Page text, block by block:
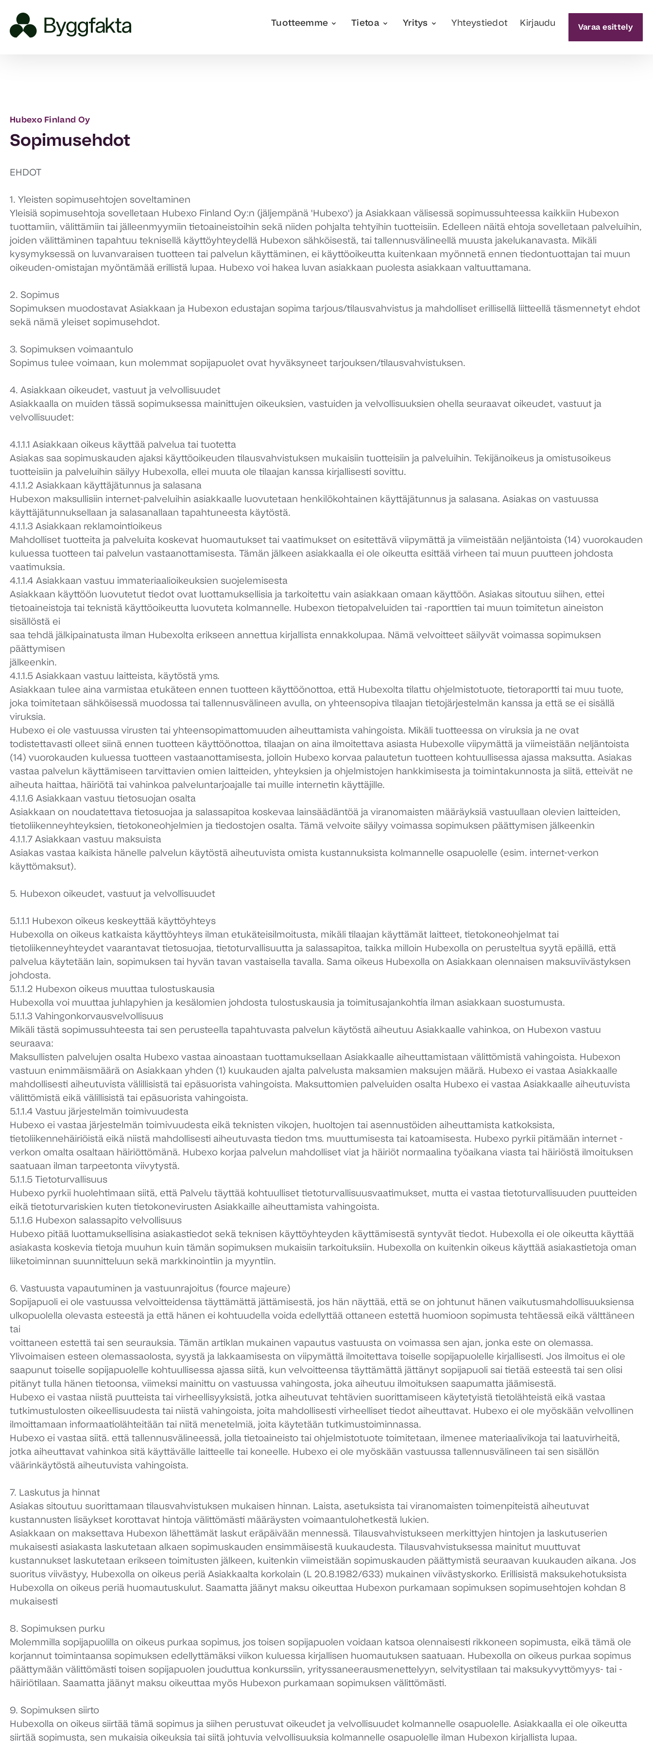
Tuotteemme Tietoa Yritys Yhteystiedot Kirjaudu Varaa esittely
Hubexo Finland Oy
Sopimusehdot
EHDOT
1. Yleisten sopimusehtojen soveltaminen
Yleisiä sopimusehtoja sovelletaan Hubexo Finland Oy:n (jäljempänä 'Hubexo') ja Asiakkaan välisessä sopimussuhteessa kaikkiin Hubexon
tuottamiin, välittämiin tai jälleenmyymiin tietoaineistoihin sekä niiden pohjalta tehtyihin tuotteisiin. Edelleen näitä ehtoja sovelletaan palveluihin,
joiden välittäminen tapahtuu teknisellä käyttöyhteydellä Hubexon sähköisestä, tai tallennusvälineellä muusta jakelukanavasta. Mikäli
kysymyksessä on luvanvaraisen tuotteen tai palvelun käyttäminen, ei käyttöoikeutta kuitenkaan myönnetä ennen tiedontuottajan tai muun
oikeuden-omistajan myöntämää erillistä lupaa. Hubexo voi hakea luvan asiakkaan puolesta asiakkaan valtuuttamana.
2. Sopimus
Sopimuksen muodostavat Asiakkaan ja Hubexon edustajan sopima tarjous/tilausvahvistus ja mahdolliset erillisellä liitteellä täsmennetyt ehdot
sekä nämä yleiset sopimusehdot.
3. Sopimuksen voimaantulo
Sopimus tulee voimaan, kun molemmat sopijapuolet ovat hyväksyneet tarjouksen/tilausvahvistuksen.
4. Asiakkaan oikeudet, vastuut ja velvollisuudet
Asiakkaalla on muiden tässä sopimuksessa mainittujen oikeuksien, vastuiden ja velvollisuuksien ohella seuraavat oikeudet, vastuut ja
velvollisuudet:
4.1.1.1 Asiakkaan oikeus käyttää palvelua tai tuotetta
Asiakas saa sopimuskauden ajaksi käyttöoikeuden tilausvahvistuksen mukaisiin tuotteisiin ja palveluihin. Tekijänoikeus ja omistusoikeus
tuotteisiin ja palveluihin säilyy Hubexolla, ellei muuta ole tilaajan kanssa kirjallisesti sovittu.
4.1.1.2 Asiakkaan käyttäjätunnus ja salasana
Hubexon maksullisiin internet-palveluihin asiakkaalle luovutetaan henkilökohtainen käyttäjätunnus ja salasana. Asiakas on vastuussa
käyttäjätunnuksellaan ja salasanallaan tapahtuneesta käytöstä.
4.1.1.3 Asiakkaan reklamointioikeus
Mahdolliset tuotteita ja palveluita koskevat huomautukset tai vaatimukset on esitettävä viipymättä ja viimeistään neljäntoista (14) vuorokauden
kuluessa tuotteen tai palvelun vastaanottamisesta. Tämän jälkeen asiakkaalla ei ole oikeutta esittää virheen tai muun puutteen johdosta
vaatimuksia.
4.1.1.4 Asiakkaan vastuu immateriaalioikeuksien suojelemisesta
Asiakkaan käyttöön luovutetut tiedot ovat luottamuksellisia ja tarkoitettu vain asiakkaan omaan käyttöön. Asiakas sitoutuu siihen, ettei
tietoaineistoja tai teknistä käyttöoikeutta luovuteta kolmannelle. Hubexon tietopalveluiden tai -raporttien tai muun toimitetun aineiston
sisällöstä ei
saa tehdä jälkipainatusta ilman Hubexolta erikseen annettua kirjallista ennakkolupaa. Nämä velvoitteet säilyvät voimassa sopimuksen
päättymisen
jälkeenkin.
4.1.1.5 Asiakkaan vastuu laitteista, käytöstä yms.
Asiakkaan tulee aina varmistaa etukäteen ennen tuotteen käyttöönottoa, että Hubexolta tilattu ohjelmistotuote, tietoraportti tai muu tuote,
joka toimitetaan sähköisessä muodossa tai tallennusvälineen avulla, on yhteensopiva tilaajan tietojärjestelmän kanssa ja että se ei sisällä
viruksia.
Hubexo ei ole vastuussa virusten tai yhteensopimattomuuden aiheuttamista vahingoista. Mikäli tuotteessa on viruksia ja ne ovat
todistettavasti olleet siinä ennen tuotteen käyttöönottoa, tilaajan on aina ilmoitettava asiasta Hubexolle viipymättä ja viimeistään neljäntoista
(14) vuorokauden kuluessa tuotteen vastaanottamisesta, jolloin Hubexo korvaa palautetun tuotteen kohtuullisessa ajassa maksutta. Asiakas
vastaa palvelun käyttämiseen tarvittavien omien laitteiden, yhteyksien ja ohjelmistojen hankkimisesta ja toimintakunnosta ja siitä, etteivät ne
aiheuta haittaa, häiriötä tai vahinkoa palveluntarjoajalle tai muille internetin käyttäjille.
4.1.1.6 Asiakkaan vastuu tietosuojan osalta
Asiakkaan on noudatettava tietosuojaa ja salassapitoa koskevaa lainsäädäntöä ja viranomaisten määräyksiä vastuullaan olevien laitteiden,
tietoliikenneyhteyksien, tietokoneohjelmien ja tiedostojen osalta. Tämä velvoite säilyy voimassa sopimuksen päättymisen jälkeenkin
4.1.1.7 Asiakkaan vastuu maksuista
Asiakas vastaa kaikista hänelle palvelun käytöstä aiheutuvista omista kustannuksista kolmannelle osapuolelle (esim. internet-verkon
käyttömaksut).
5. Hubexon oikeudet, vastuut ja velvollisuudet
5.1.1.1 Hubexon oikeus keskeyttää käyttöyhteys
Hubexolla on oikeus katkaista käyttöyhteys ilman etukäteisilmoitusta, mikäli tilaajan käyttämät laitteet, tietokoneohjelmat tai
tietoliikenneyhteydet vaarantavat tietosuojaa, tietoturvallisuutta ja salassapitoa, taikka milloin Hubexolla on perusteltua syytä epäillä, että
palvelua käytetään lain, sopimuksen tai hyvän tavan vastaisella tavalla. Sama oikeus Hubexolla on Asiakkaan olennaisen maksuviivästyksen
johdosta.
5.1.1.2 Hubexon oikeus muuttaa tulostuskausia
Hubexolla voi muuttaa juhlapyhien ja kesälomien johdosta tulostuskausia ja toimitusajankohtia ilman asiakkaan suostumusta.
5.1.1.3 Vahingonkorvausvelvollisuus
Mikäli tästä sopimussuhteesta tai sen perusteella tapahtuvasta palvelun käytöstä aiheutuu Asiakkaalle vahinkoa, on Hubexon vastuu
seuraava:
Maksullisten palvelujen osalta Hubexo vastaa ainoastaan tuottamuksellaan Asiakkaalle aiheuttamistaan välittömistä vahingoista. Hubexon
vastuun enimmäismäärä on Asiakkaan yhden (1) kuukauden ajalta palvelusta maksamien maksujen määrä. Hubexo ei vastaa Asiakkaalle
mahdollisesti aiheutuvista välillisistä tai epäsuorista vahingoista. Maksuttomien palveluiden osalta Hubexo ei vastaa Asiakkaalle aiheutuvista
välittömistä eikä välillisistä tai epäsuorista vahingoista.
5.1.1.4 Vastuu järjestelmän toimivuudesta
Hubexo ei vastaa järjestelmän toimivuudesta eikä teknisten vikojen, huoltojen tai asennustöiden aiheuttamista katkoksista,
tietoliikennehäiriöistä eikä niistä mahdollisesti aiheutuvasta tiedon tms. muuttumisesta tai katoamisesta. Hubexo pyrkii pitämään internet -
verkon omalta osaltaan häiriöttömänä. Hubexo korjaa palvelun mahdolliset viat ja häiriöt normaalina työaikana viasta tai häiriöstä ilmoituksen
saatuaan ilman tarpeetonta viivytystä.
5.1.1.5 Tietoturvallisuus
Hubexo pyrkii huolehtimaan siitä, että Palvelu täyttää kohtuulliset tietoturvallisuusvaatimukset, mutta ei vastaa tietoturvallisuuden puutteiden
eikä tietoturvariskien kuten tietokonevirusten Asiakkaille aiheuttamista vahingoista.
5.1.1.6 Hubexon salassapito velvollisuus
Hubexo pitää luottamuksellisina asiakastiedot sekä teknisen käyttöyhteyden käyttämisestä syntyvät tiedot. Hubexolla ei ole oikeutta käyttää
asiakasta koskevia tietoja muuhun kuin tämän sopimuksen mukaisiin tarkoituksiin. Hubexolla on kuitenkin oikeus käyttää asiakastietoja oman
liiketoiminnan suunnitteluun sekä markkinointiin ja myyntiin.
6. Vastuusta vapautuminen ja vastuunrajoitus (fource majeure)
Sopijapuoli ei ole vastuussa velvoitteidensa täyttämättä jättämisestä, jos hän näyttää, että se on johtunut hänen vaikutusmahdollisuuksiensa
ulkopuolella olevasta esteestä ja että hänen ei kohtuudella voida edellyttää ottaneen estettä huomioon sopimusta tehtäessä eikä välttäneen
tai
voittaneen estettä tai sen seurauksia. Tämän artiklan mukainen vapautus vastuusta on voimassa sen ajan, jonka este on olemassa.
Ylivoimaisen esteen olemassaolosta, syystä ja lakkaamisesta on viipymättä ilmoitettava toiselle sopijapuolelle kirjallisesti. Jos ilmoitus ei ole
saapunut toiselle sopijapuolelle kohtuullisessa ajassa siitä, kun velvoitteensa täyttämättä jättänyt sopijapuoli sai tietää esteestä tai sen olisi
pitänyt tulla hänen tietoonsa, viimeksi mainittu on vastuussa vahingosta, joka aiheutuu ilmoituksen saapumatta jäämisestä.
Hubexo ei vastaa niistä puutteista tai virheellisyyksistä, jotka aiheutuvat tehtävien suorittamiseen käytetyistä tietolähteistä eikä vastaa
tutkimustulosten oikeellisuudesta tai niistä vahingoista, joita mahdollisesti virheelliset tiedot aiheuttavat. Hubexo ei ole myöskään velvollinen
ilmoittamaan informaatiolähteitään tai niitä menetelmiä, joita käytetään tutkimustoiminnassa.
Hubexo ei vastaa siitä. että tallennusvälineessä, jolla tietoaineisto tai ohjelmistotuote toimitetaan, ilmenee materiaalivikoja tai laatuvirheitä,
jotka aiheuttavat vahinkoa sitä käyttävälle laitteelle tai koneelle. Hubexo ei ole myöskään vastuussa tallennusvälineen tai sen sisällön
väärinkäytöstä aiheutuvista vahingoista.
7. Laskutus ja hinnat
Asiakas sitoutuu suorittamaan tilausvahvistuksen mukaisen hinnan. Laista, asetuksista tai viranomaisten toimenpiteistä aiheutuvat
kustannusten lisäykset korottavat hintoja välittömästi määräysten voimaantulohetkestä lukien.
Asiakkaan on maksettava Hubexon lähettämät laskut eräpäivään mennessä. Tilausvahvistukseen merkittyjen hintojen ja laskutuserien
mukaisesti asiakasta laskutetaan alkaen sopimuskauden ensimmäisestä kuukaudesta. Tilausvahvistuksessa mainitut muuttuvat
kustannukset laskutetaan erikseen toimitusten jälkeen, kuitenkin viimeistään sopimuskauden päättymistä seuraavan kuukauden aikana. Jos
suoritus viivästyy, Hubexolla on oikeus periä Asiakkaalta korkolain (L 20.8.1982/633) mukainen viivästyskorko. Erillisistä maksukehotuksista
Hubexolla on oikeus periä huomautuskulut. Saamatta jäänyt maksu oikeuttaa Hubexon purkamaan sopimuksen sopimusehtojen kohdan 8
mukaisesti
8. Sopimuksen purku
Molemmilla sopijapuolilla on oikeus purkaa sopimus, jos toisen sopijapuolen voidaan katsoa olennaisesti rikkoneen sopimusta, eikä tämä ole
korjannut toimintaansa sopimuksen edellyttämäksi viikon kuluessa kirjallisen huomautuksen saatuaan. Hubexolla on oikeus purkaa sopimus
päättymään välittömästi toisen sopijapuolen jouduttua konkurssiin, yrityssaneerausmenettelyyn, selvitystilaan tai maksukyvyttömyys- tai -
häiriötilaan. Saamatta jäänyt maksu oikeuttaa myös Hubexon purkamaan sopimuksen välittömästi.
9. Sopimuksen siirto
Hubexolla on oikeus siirtää tämä sopimus ja siihen perustuvat oikeudet ja velvollisuudet kolmannelle osapuolelle. Asiakkaalla ei ole oikeutta
siirtää sopimusta, sen mukaisia oikeuksia tai siitä johtuvia velvollisuuksia kolmannelle osapuolelle ilman Hubexon kirjallista lupaa.